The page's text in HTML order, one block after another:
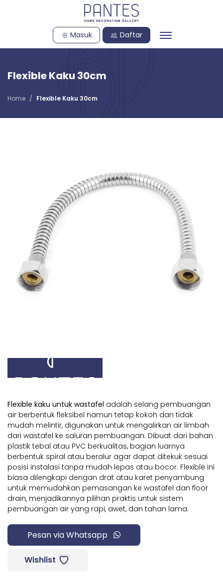
Masuk Daftar
Flexible Kaku 30cm
Home Flexible Kaku 30cm
Flexible kaku untuk wastafel adalah selang pembuangan
air berbentuk fleksibel namun tetap kokoh dan tidak
mudah melintir, digunakan untuk mengalirkan air limbah
dari wastafel ke saluran pembuangan. Dibuat dari bahan
plastik tebal atau PVC berkualitas, bagian luarnya
berbentuk spiral atau beralur agar dapat ditekuk sesuai
posisi instalasi tanpa mudah lepas atau bocor. Flexible ini
biasa dilengkapi dengan drat atau karet penyambung
untuk memudahkan pemasangan ke wastafel dan floor
drain, menjadikannya pilihan praktis untuk sistem
pembuangan air yang rapi, awet, dan tahan lama.
Pesan via Whatsapp
Wishlist